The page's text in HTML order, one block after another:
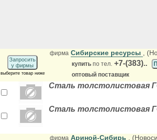
Запросить
у фирмы
выберите товар ниже
фирма Сибирские ресурсы ,
купить по тел. +7-(383)..
оптовый поставщик
Сталь толстолистовая
Сталь толстолистовая
фирма Ариной-Сибирь ,